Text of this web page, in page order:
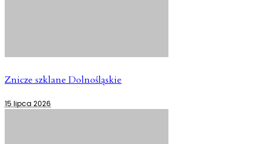
Znicze szklane Dolnośląskie
15 lipca 2026